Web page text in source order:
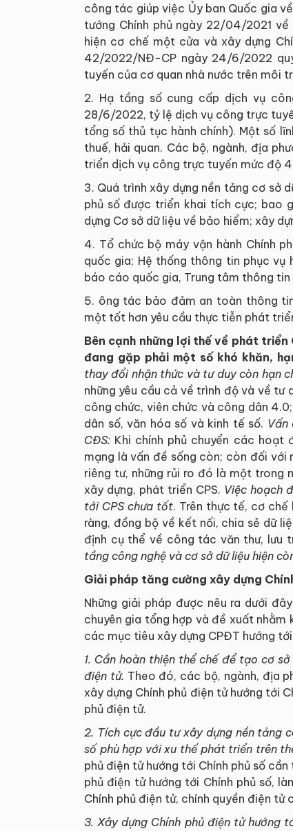
công tác giúp việc Ủy ban Quốc gia
tướng Chính phủ ngày 22/04/2021
hiện cơ chế một cửa và xây dựng
42/2022/NĐ-CP ngày 24/6/2022
tuyến của cơ quan nhà nước trên môi
2. Hạ tầng số cung cấp dịch vụ
28/6/2022, tỷ lệ dịch vụ công trực
tổng số thủ tục hành chính). Một số
thuế, hải quan. Các bộ, ngành, địa
triển dịch vụ công trực tuyến mức độ
3. Quá trình xây dựng nền tảng cơ sở
phủ số được triển khai tích cực; bao
dựng Cơ sở dữ liệu về bảo hiểm; xây
4. Tổ chức bộ máy vận hành Chính
quốc gia; Hệ thống thông tin phục vụ
báo cáo quốc gia, Trung tâm thông tin
5. ông tác bảo đảm an toàn thông
một tốt hơn yêu cầu thực tiễn phát
Bên cạnh những lợi thế về phát
đang gặp phải một số khó khăn,
thay đổi nhận thức và tư duy còn hạn
những yêu cầu cả về trình độ và về tư
công chức, viên chức và công dân
dân số, văn hóa số và kinh tế số. Vấn
CĐS: Khi chính phủ chuyển các hoạt
mạng là vấn đề sống còn; còn đối với
riêng tư, những rủi ro đó là một trong
xây dựng, phát triển CPS. Việc hoạch
tới CPS chưa tốt. Trên thực tế, cơ chế
ràng, đồng bộ về kết nối, chia sẻ dữ
định cụ thể về công tác văn thư, lưu
tầng công nghệ và cơ sở dữ liệu hiện
Giải pháp tăng cường xây dựng
Những giải pháp được nêu ra dưới
chuyên gia tổng hợp và đề xuất
các mục tiêu xây dựng CPĐT hướng
1. Cần hoàn thiện thể chế để tạo cơ
điện tử. Theo đó, các bộ, ngành, địa
xây dựng Chính phủ điện tử hướng tới
phủ điện tử.
2. Tích cực đầu tư xây dựng nền tảng
số phù hợp với xu thế phát triển trên
phủ điện tử hướng tới Chính phủ số
phủ điện tử hướng tới Chính phủ số,
Chính phủ điện tử, chính quyền điện tử
3. Xây dựng Chính phủ điện tử hướng